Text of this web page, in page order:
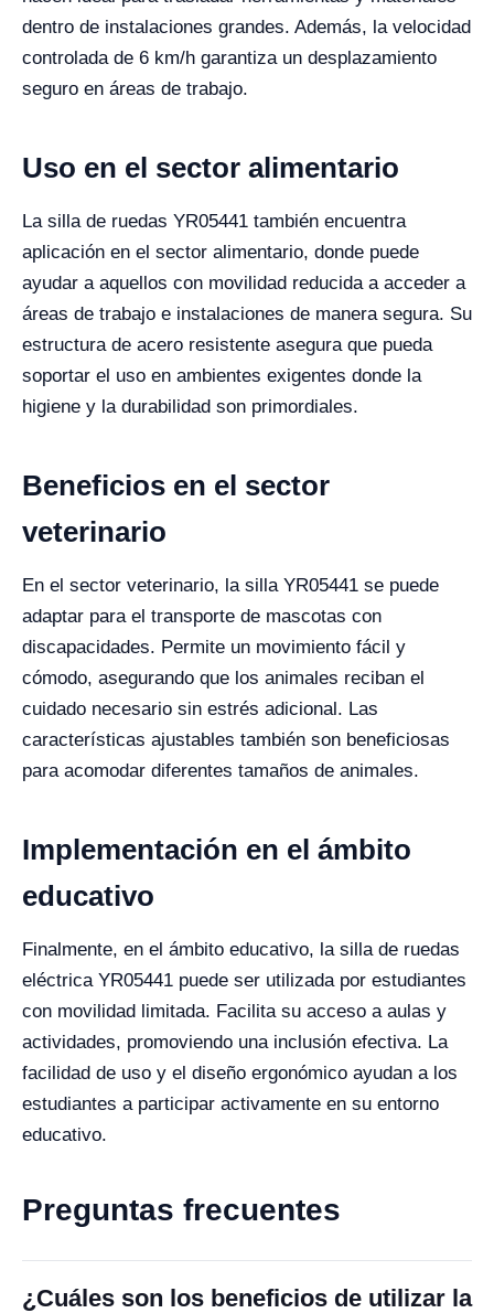
dentro de instalaciones grandes. Además, la velocidad
controlada de 6 km/h garantiza un desplazamiento
seguro en áreas de trabajo.
Uso en el sector alimentario
La silla de ruedas YR05441 también encuentra
aplicación en el sector alimentario, donde puede
ayudar a aquellos con movilidad reducida a acceder a
áreas de trabajo e instalaciones de manera segura. Su
estructura de acero resistente asegura que pueda
soportar el uso en ambientes exigentes donde la
higiene y la durabilidad son primordiales.
Beneficios en el sector
veterinario
En el sector veterinario, la silla YR05441 se puede
adaptar para el transporte de mascotas con
discapacidades. Permite un movimiento fácil y
cómodo, asegurando que los animales reciban el
cuidado necesario sin estrés adicional. Las
características ajustables también son beneficiosas
para acomodar diferentes tamaños de animales.
Implementación en el ámbito
educativo
Finalmente, en el ámbito educativo, la silla de ruedas
eléctrica YR05441 puede ser utilizada por estudiantes
con movilidad limitada. Facilita su acceso a aulas y
actividades, promoviendo una inclusión efectiva. La
facilidad de uso y el diseño ergonómico ayudan a los
estudiantes a participar activamente en su entorno
educativo.
Preguntas frecuentes
¿Cuáles son los beneficios de utilizar la